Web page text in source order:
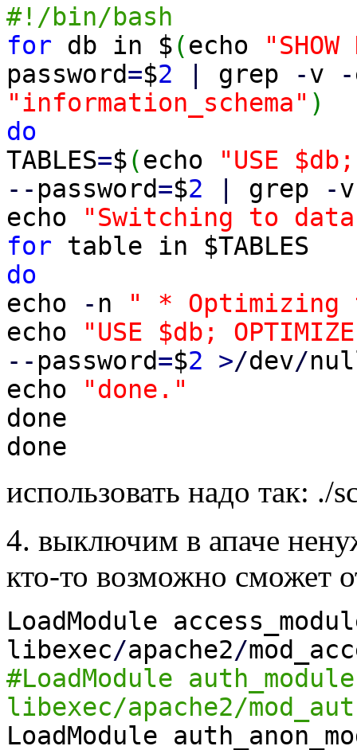
#!/bin/bash
for db in $(echo
password=$2 grep -v -
"information_schema" )
do
TABLES=$(echo
"USE $db;
-- password=$2 grep -
echo
"Switching to
for table in $TABLES
do
echo
- n
" *
echo
"USE $db;
-- password=$2 >/dev/
echo
"done."
done
done
использовать надо так: ./
4. выключим в апаче
кто-то возможно сможет
LoadModule
libexec/apache2/
#LoadModule auth_module
libexec/apache2/
LoadModule